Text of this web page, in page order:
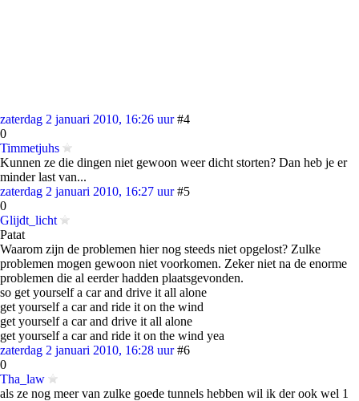
zaterdag 2 januari 2010, 16:26 uur #4
0
Timmetjuhs
Kunnen ze die dingen niet gewoon weer dicht storten? Dan heb je er
minder last van...
zaterdag 2 januari 2010, 16:27 uur #5
0
Glijdt_licht
Patat
Waarom zijn de problemen hier nog steeds niet opgelost? Zulke
problemen mogen gewoon niet voorkomen. Zeker niet na de enorme
problemen die al eerder hadden plaatsgevonden.
so get yourself a car and drive it all alone
get yourself a car and ride it on the wind
get yourself a car and drive it all alone
get yourself a car and ride it on the wind yea
zaterdag 2 januari 2010, 16:28 uur #6
0
Tha_law
als ze nog meer van zulke goede tunnels hebben wil ik der ook wel 1